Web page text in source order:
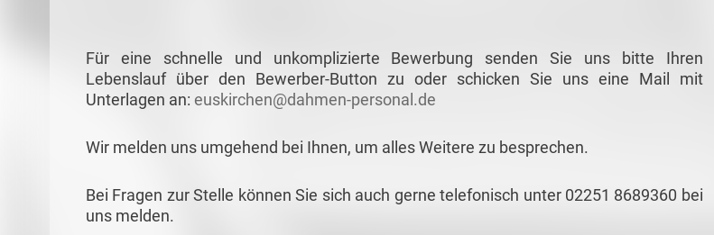
Für eine schnelle und unkomplizierte Bewerbung senden Sie uns bitte Ihren
Lebenslauf über den Bewerber-Button zu oder schicken Sie uns eine Mail mit
Unterlagen an: euskirchen@dahmen-personal.de
Wir melden uns umgehend bei Ihnen, um alles Weitere zu besprechen.
Bei Fragen zur Stelle können Sie sich auch gerne telefonisch unter 02251 8689360 bei
uns melden.